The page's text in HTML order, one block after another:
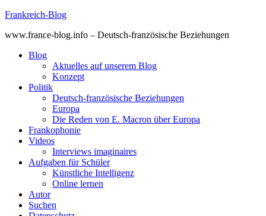
Skip
content
Frankreich-Blog
www.france-blog.info – Deutsch-französische Beziehungen
Blog
Aktuelles auf unserem Blog
Konzept
Politik
Deutsch-französische Beziehungen
Europa
Die Reden von E. Macron über Europa
Frankophonie
Videos
Interviews imaginaires
Aufgaben für Schüler
Künstliche Intelligenz
Online lernen
Autor
Suchen